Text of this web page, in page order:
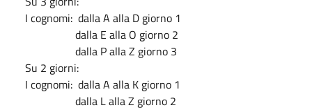
I cognomi: dalla A alla D giorno 1
dalla E alla O giorno 2
dalla P alla Z giorno 3
Su 2 giorni:
I cognomi: dalla A alla K giorno 1
dalla L alla Z giorno 2